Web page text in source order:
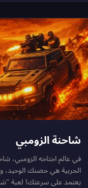
الذهبية أثناء القتال
جديد وتصدر قائمة الطيارين
شاحنة الزومبي
في عالم اجتاحه الزومبي،
الحربية هي حصنك الوحيد،
يعتمد على سرعتك! لعبة